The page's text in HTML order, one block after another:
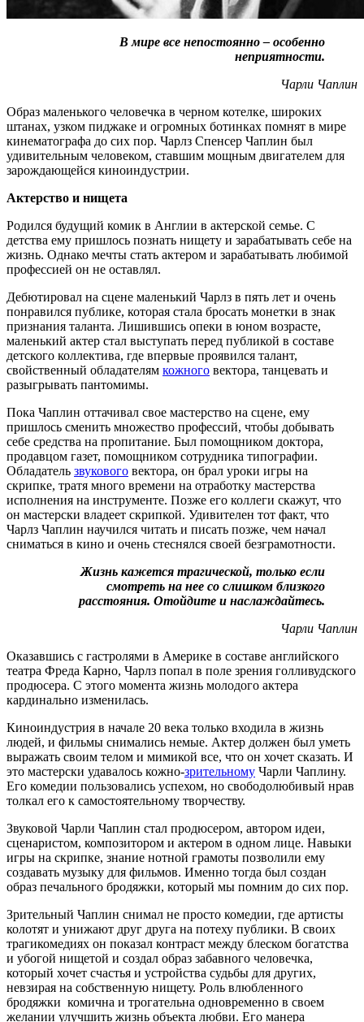
В мире все непостоянно – особенно
неприятности.
Чарли Чаплин
Образ маленького человечка в черном котелке, широких
штанах, узком пиджаке и огромных ботинках помнят в мире
кинематографа до сих пор. Чарлз Спенсер Чаплин был
удивительным человеком, ставшим мощным двигателем для
зарождающейся киноиндустрии.
Актерство и нищета
Родился будущий комик в Англии в актерской семье. С
детства ему пришлось познать нищету и зарабатывать себе на
жизнь. Однако мечты стать актером и зарабатывать любимой
профессией он не оставлял.
Дебютировал на сцене маленький Чарлз в пять лет и очень
понравился публике, которая стала бросать монетки в знак
признания таланта. Лишившись опеки в юном возрасте,
маленький актер стал выступать перед публикой в составе
детского коллектива, где впервые проявился талант,
свойственный обладателям кожного вектора, танцевать и
разыгрывать пантомимы.
Пока Чаплин оттачивал свое мастерство на сцене, ему
пришлось сменить множество профессий, чтобы добывать
себе средства на пропитание. Был помощником доктора,
продавцом газет, помощником сотрудника типографии.
Обладатель звукового вектора, он брал уроки игры на
скрипке, тратя много времени на отработку мастерства
исполнения на инструменте. Позже его коллеги скажут, что
он мастерски владеет скрипкой. Удивителен тот факт, что
Чарлз Чаплин научился читать и писать позже, чем начал
сниматься в кино и очень стеснялся своей безграмотности.
Жизнь кажется трагической, только если
смотреть на нее со слишком близкого
расстояния. Отойдите и наслаждайтесь.
Чарли Чаплин
Оказавшись с гастролями в Америке в составе английского
театра Фреда Карно, Чарлз попал в поле зрения голливудского
продюсера. С этого момента жизнь молодого актера
кардинально изменилась.
Киноиндустрия в начале 20 века только входила в жизнь
людей, и фильмы снимались немые. Актер должен был уметь
выражать своим телом и мимикой все, что он хочет сказать. И
это мастерски удавалось кожно-зрительному Чарли Чаплину.
Его комедии пользовались успехом, но свободолюбивый нрав
толкал его к самостоятельному творчеству.
Звуковой Чарли Чаплин стал продюсером, автором идеи,
сценаристом, композитором и актером в одном лице. Навыки
игры на скрипке, знание нотной грамоты позволили ему
создавать музыку для фильмов. Именно тогда был создан
образ печального бродяжки, который мы помним до сих пор.
Зрительный Чаплин снимал не просто комедии, где артисты
колотят и унижают друг друга на потеху публики. В своих
трагикомедиях он показал контраст между блеском богатства
и убогой нищетой и создал образ забавного человечка,
который хочет счастья и устройства судьбы для других,
невзирая на собственную нищету. Роль влюбленного
бродяжки комична и трогательна одновременно в своем
желании улучшить жизнь объекта любви. Его манера